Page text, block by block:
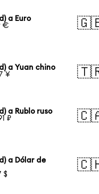
a Euro
€
a Yuan chino
¥
a Rublo ruso
₽
a Dólar de
$